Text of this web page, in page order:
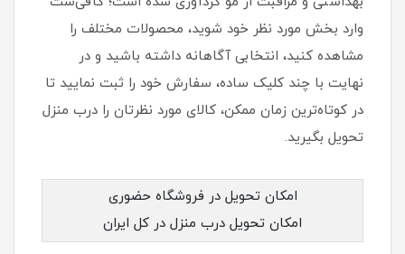
وارد بخش مورد نظر خود شوید، محصولات مختلف را
مشاهده کنید، انتخابی آگاهانه داشته باشید و در
نهایت با چند کلیک ساده، سفارش خود را ثبت نمایید تا
در کوتاه‌ترین زمان ممکن، کالای مورد نظرتان را درب منزل
تحویل بگیرید.
امکان تحویل در فروشگاه حضوری
امکان تحویل درب منزل در کل ایران